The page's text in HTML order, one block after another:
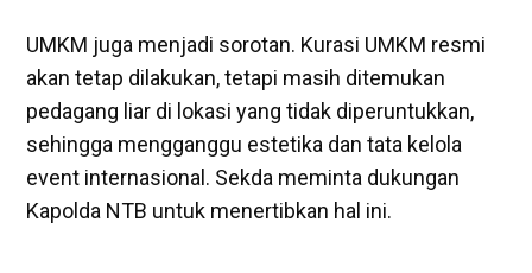
UMKM juga menjadi sorotan. Kurasi UMKM resmi
akan tetap dilakukan, tetapi masih ditemukan
pedagang liar di lokasi yang tidak diperuntukkan,
sehingga mengganggu estetika dan tata kelola
event internasional. Sekda meminta dukungan
Kapolda NTB untuk menertibkan hal ini.